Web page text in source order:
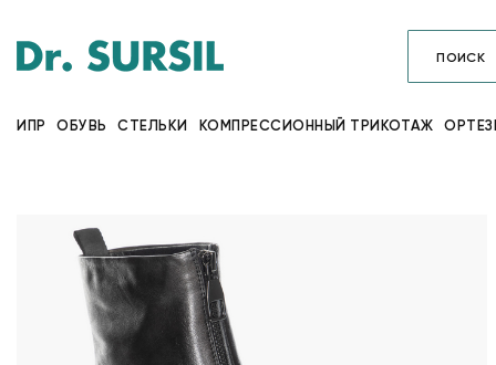
ИПР ОБУВЬ СТЕЛЬКИ КОМПРЕССИОННЫЙ ТРИКОТАЖ